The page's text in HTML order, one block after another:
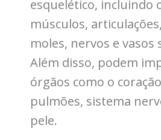
esquelético, incluindo
músculos,
moles, nervos e vasos
Além disso, podem
órgãos como o
pulmões, sistema
pele.